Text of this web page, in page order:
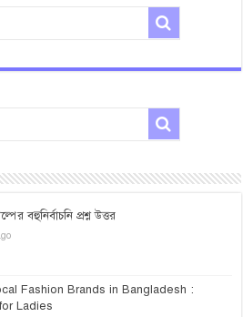
বহুনির্বাচনি প্রশ্ন উত্তর
Fashion Brands in Bangladesh :
Ladies